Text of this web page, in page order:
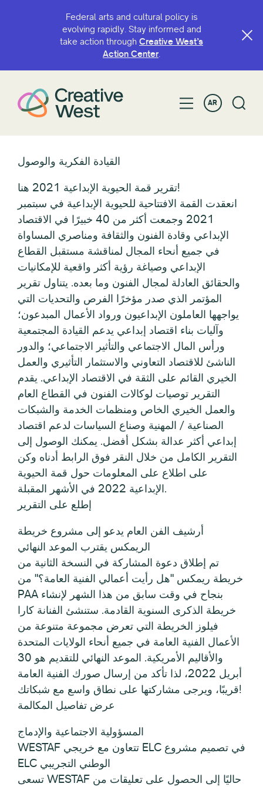
Federal arts and cultural policy is
evolving rapidly. Stay informed and
take action through Creative West’s
Action Center.
AR
تقرير قمة الحيوية الإبداعية 2021 هنا!
انعقدت القمة الافتتاحية للحيوية الإبداعية في سبتمبر
2021 وجمعت أكثر من 40 خبيرًا في الاقتصاد
الإبداعي وقادة الفنون والثقافة ومناصري المساواة
في جميع أنحاء المجال لمناقشة مستقبل القطاع
الإبداعي وصياغة رؤية أكثر واقعية للإمكانيات
والحقائق العادلة لمجال الفنون وما بعده. يتناول تقرير
المؤتمر الذي صدر مؤخرًا الفرص والتحديات التي
يواجهها العاملون الإبداعيون ورواد الأعمال المبدعون؛
وآليات بناء اقتصاد إبداعي يدعم القيادة المجتمعية
ورأس المال الاجتماعي والتأثير الاجتماعي؛ والدور
الناشئ للاقتصاد التعاوني والاستثمار التأثيري والعمل
الخيري القائم على الثقة في الاقتصاد الإبداعي. يقدم
التقرير توصيات لوكالات الفنون في القطاع العام
والعمل الخيري الخاص ومنظمات الخدمة والشبكات
الصناعية / المهنية وصناع السياسات لدعم اقتصاد
إبداعي أكثر عدالة بشكل أفضل. يمكنك الوصول إلى
التقرير الكامل من خلال النقر فوق الرابط أدناه وكن
على اطلاع على المعلومات حول قمة الحيوية
الإبداعية 2022 في الأشهر المقبلة.
إطلع على التقرير
أرشيف الفن العام يدعو إلى مشروع خريطة
الريمكس يقترب الموعد النهائي
تم إطلاق دعوة المشاركة في النسخة الثانية من
خريطة ريمكس "هل رأيت أعمالي الفنية العامة؟" من
PAA بنجاح في وقت سابق من هذا الشهر لإنشاء
خريطة الذكرى السنوية القادمة. ستنشئ الفنانة كارا
فيلوز الخريطة التي تعرض مجموعة متنوعة من
الأعمال الفنية العامة في جميع أنحاء الولايات المتحدة
والأقاليم الأمريكية. الموعد النهائي للتقديم هو 30
أبريل 2022، لذا تأكد من إرسال صورك الفنية العامة
قريبًا، ويرجى مشاركتها على نطاق واسع مع شبكاتك!
عرض تفاصيل المكالمة
WESTAF تتعاون مع خريجي ELC في تصميم مشروع
ELC الوطني التجريبي
تسعى WESTAF حاليًا إلى الحصول على تعليقات من